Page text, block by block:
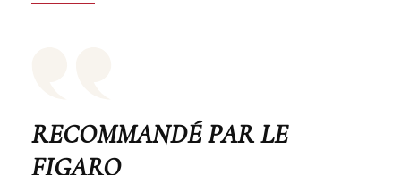
RECOMMANDÉ PAR LE
FIGARO